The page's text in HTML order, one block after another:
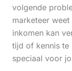
volgende
marketeer
inkomen kan
tijd of kennis te
speciaal voor